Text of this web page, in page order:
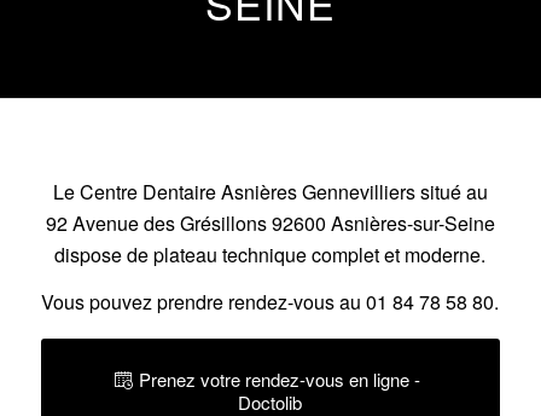
LeCentre Dentaire Asnières Gennevillierssitué au
92 Avenue des Grésillons 92600 Asnières-sur-Seine
dispose de plateau technique complet et moderne.
Vous pouvez prendre rendez-vous au01 84 78 58 80.
Prenez votre rendez-vous en ligne -
Doctolib